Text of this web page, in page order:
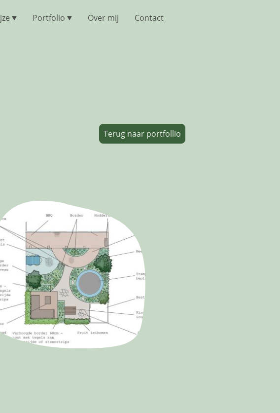
Portfolio Over mij Contact
Terug naar portfollio